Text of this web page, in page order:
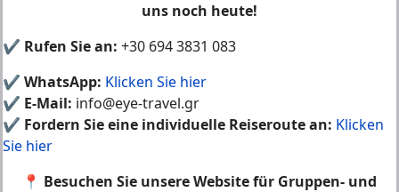
uns noch heute!
✔ Rufen Sie an: +30 694 3831 083
✔ WhatsApp: Klicken Sie hier
✔ E-Mail: info@eye-travel.gr
✔ Fordern Sie eine individuelle Reiseroute an: Klicken
Sie hier
📍 Besuchen Sie unsere Website für Gruppen- und